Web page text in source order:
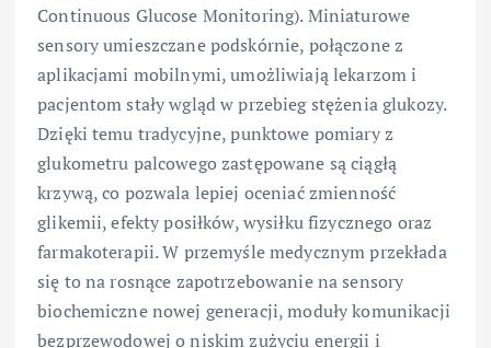
Continuous Glucose Monitoring). Miniaturowe
sensory umieszczane podskórnie, połączone z
aplikacjami mobilnymi, umożliwiają lekarzom i
pacjentom stały wgląd w przebieg stężenia glukozy.
Dzięki temu tradycyjne, punktowe pomiary z
glukometru palcowego zastępowane są ciągłą
krzywą, co pozwala lepiej oceniać zmienność
glikemii, efekty posiłków, wysiłku fizycznego oraz
farmakoterapii. W przemyśle medycznym przekłada
się to na rosnące zapotrzebowanie na sensory
biochemiczne nowej generacji, moduły komunikacji
bezprzewodowej o niskim zużyciu energii i